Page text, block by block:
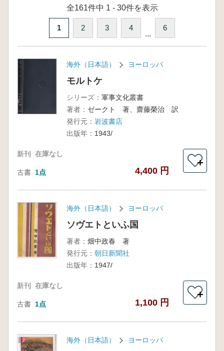
全161件中 1 - 30件を表示
1 2 3 4
...
6
海外（日本語） ヨーロッパ
モルトケ
シリーズ： 軍事文化叢書
著者： ゼークト 著、齋藤榮治 訳
発行元： 岩波書店
出版年： 1943/
新刊 在庫なし
古書 1点 4,400 円
＋
海外（日本語） ヨーロッパ
ソヴエトといふ国
著者： 畑中政春 著
発行元： 朝日新聞社
出版年： 1947/
新刊 在庫なし
古書 1点 1,100 円
＋
海外（日本語） ヨーロッパ